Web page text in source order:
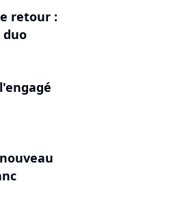
retour :
duo